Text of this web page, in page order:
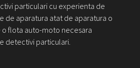
particulari cu experienta de
de aparatura atat de aparatura o
o flota auto-moto necesara
detectivi particulari.